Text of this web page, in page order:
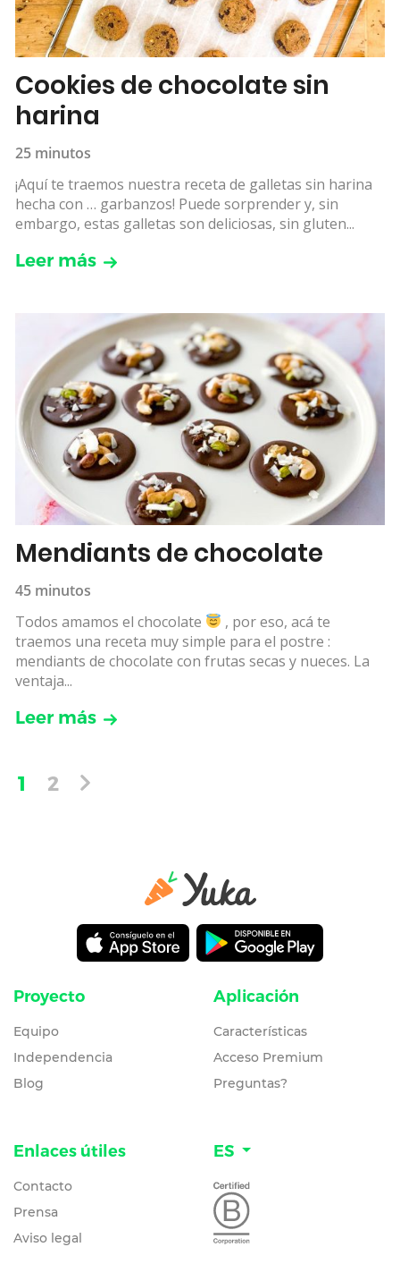
Cookies de chocolate sin
harina
25 minutos
¡Aquí te traemos nuestra receta de galletas sin harina
hecha con … garbanzos! Puede sorprender y, sin
embargo, estas galletas son deliciosas, sin gluten...
Leer más
Mendiants de chocolate
45 minutos
Todos amamos el chocolate
, por eso, acá te
traemos una receta muy simple para el postre :
mendiants de chocolate con frutas secas y nueces. La
ventaja...
Leer más
1 2
Proyecto
Equipo
Independencia
Blog
Aplicación
Características
Acceso Premium
Preguntas?
Enlaces útiles
Contacto
Prensa
Aviso legal
ES